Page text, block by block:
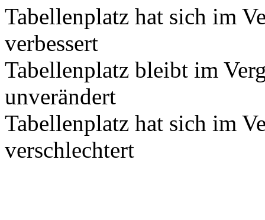
Tabellenplatz hat sich im
verbessert
Tabellenplatz bleibt im
unverändert
Tabellenplatz hat sich im
verschlechtert